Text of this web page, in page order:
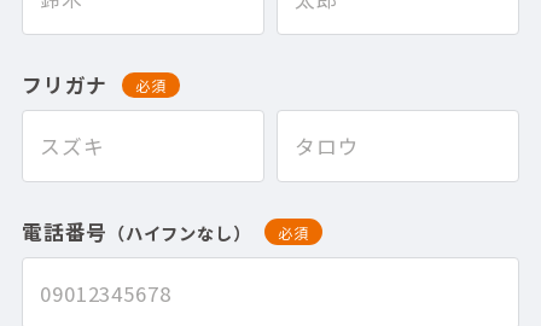
フリガナ 必須
電話番号 （ハイフンなし） 必須